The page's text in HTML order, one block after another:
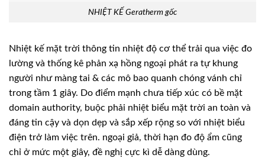
NHIỆT KẾ Geratherm gốc
Nhiệt kế mặt trời thông tin nhiệt độ cơ thể trải qua việc đo
lường và thống kê phản xạ hồng ngoại phát ra tự khung
người như màng tai & các mô bao quanh chóng vánh chỉ
trong tầm 1 giây. Do điểm mạnh chưa tiếp xúc có bề mặt
domain authority, buộc phải nhiệt biểu mặt trời an toàn và
đáng tin cậy và dọn dẹp và sắp xếp rộng so với nhiệt biểu
điện trở làm việc trên. ngoại giả, thời hạn đo độ ẩm cũng
chỉ ở mức một giây, đề nghị cực kì dễ dàng dùng.